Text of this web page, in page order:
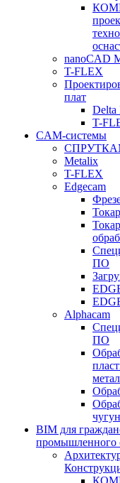
nanoCAD
T-FLEX
плат
Delta
T-
CAM-системы
Metalix
T-FLEX
Edgecam
ПО
Alphacam
ПО
BIM для
промышленного